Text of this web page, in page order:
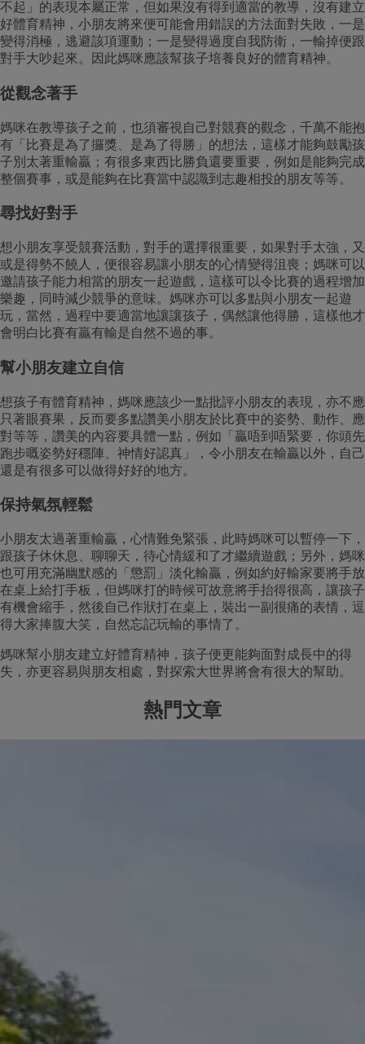
不起」的表現本屬正常，但如果沒有得到適當的教導，沒有建立
好體育精神，小朋友將來便可能會用錯誤的方法面對失敗，一是
變得消極，逃避該項運動；一是變得過度自我防衛，一輸掉便跟
對手大吵起來。因此媽咪應該幫孩子培養良好的體育精神。
從觀念著手
媽咪在教導孩子之前，也須審視自己對競賽的觀念，千萬不能抱
有「比賽是為了攞獎、是為了得勝」的想法，這樣才能夠鼓勵孩
子別太著重輸贏；有很多東西比勝負還要重要，例如是能夠完成
整個賽事，或是能夠在比賽當中認識到志趣相投的朋友等等。
尋找好對手
想小朋友享受競賽活動，對手的選擇很重要，如果對手太強，又
或是得勢不饒人，便很容易讓小朋友的心情變得沮喪；媽咪可以
邀請孩子能力相當的朋友一起遊戲，這樣可以令比賽的過程增加
樂趣，同時減少競爭的意味。媽咪亦可以多點與小朋友一起遊
玩，當然，過程中要適當地讓讓孩子，偶然讓他得勝，這樣他才
會明白比賽有贏有輸是自然不過的事。
幫小朋友建立自信
想孩子有體育精神，媽咪應該少一點批評小朋友的表現，亦不應
只著眼賽果，反而要多點讚美小朋友於比賽中的姿勢、動作、應
對等等，讚美的內容要具體一點，例如「贏唔到唔緊要，你頭先
跑步嘅姿勢好穩陣、神情好認真」，令小朋友在輸贏以外，自己
還是有很多可以做得好好的地方。
保持氣氛輕鬆
小朋友太過著重輸贏，心情難免緊張，此時媽咪可以暫停一下，
跟孩子休休息、聊聊天，待心情緩和了才繼續遊戲；另外，媽咪
也可用充滿幽默感的「懲罰」淡化輸贏，例如約好輸家要將手放
在桌上給打手板，但媽咪打的時候可故意將手抬得很高，讓孩子
有機會縮手，然後自己作狀打在桌上，裝出一副很痛的表情，逗
得大家捧腹大笑，自然忘記玩輸的事情了。
媽咪幫小朋友建立好體育精神，孩子便更能夠面對成長中的得
失，亦更容易與朋友相處，對探索大世界將會有很大的幫助。
熱門文章